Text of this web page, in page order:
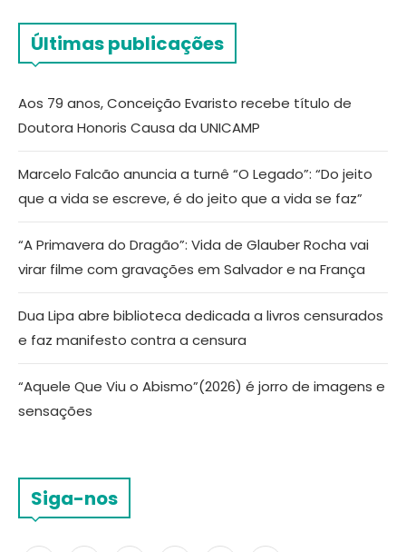
Últimas publicações
Aos 79 anos, Conceição Evaristo recebe título de
Doutora Honoris Causa da UNICAMP
Marcelo Falcão anuncia a turnê “O Legado”: “Do jeito
que a vida se escreve, é do jeito que a vida se faz”
“A Primavera do Dragão”: Vida de Glauber Rocha vai
virar filme com gravações em Salvador e na França
Dua Lipa abre biblioteca dedicada a livros censurados
e faz manifesto contra a censura
“Aquele Que Viu o Abismo”(2026) é jorro de imagens e
sensações
Siga-nos